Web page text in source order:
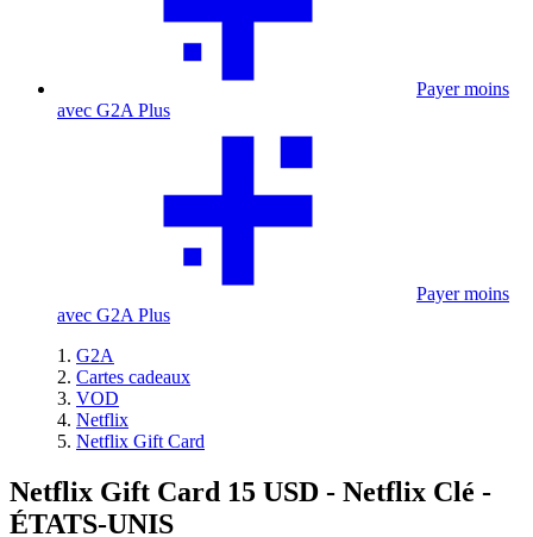
Payer moins
avec G2A Plus
Payer moins
avec G2A Plus
G2A
Cartes cadeaux
VOD
Netflix
Netflix Gift Card
Netflix Gift Card 15 USD - Netflix Clé -
ÉTATS-UNIS